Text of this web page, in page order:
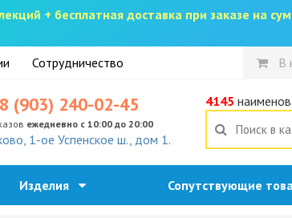
+ бесплатная доставка при заказе на
Сотрудничество В
8 (903) 240-02-45
ежедневно с 10:00 до 20:00
1-ое Успенское ш., дом 1.
4145
Изделия Сопутствующие